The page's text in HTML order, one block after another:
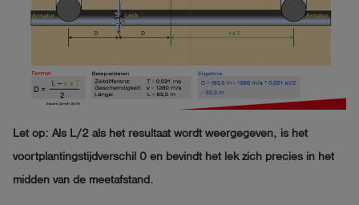
Let op: Als L/2 als het resultaat wordt weergegeven, is het
voortplantingstijdverschil 0 en bevindt het lek zich precies in het
midden van de meetafstand.